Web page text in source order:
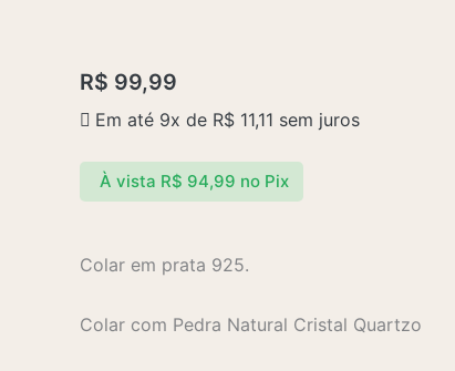
R$ 99,99
Em até 9x de R$ 11,11 sem juros
À vista R$ 94,99 no Pix
Colar em prata 925.
Colar com Pedra Natural Cristal Quartzo